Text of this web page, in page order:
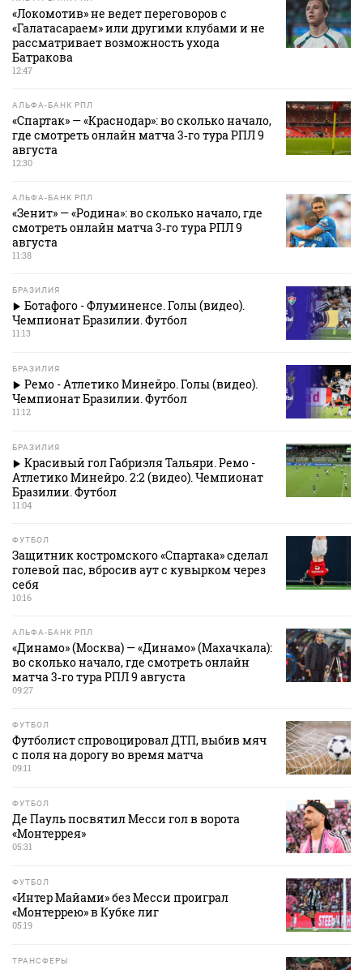
«Локомотив» не ведет переговоров с
«Галатасараем» или другими клубами и не
рассматривает возможность ухода
Батракова
12:47
АЛЬФА-БАНК РПЛ
«Спартак» — «Краснодар»: во сколько начало,
где смотреть онлайн матча 3‑го тура РПЛ 9
августа
12:30
АЛЬФА-БАНК РПЛ
«Зенит» — «Родина»: во сколько начало, где
смотреть онлайн матча 3‑го тура РПЛ 9
августа
11:38
БРАЗИЛИЯ
Ботафого - Флуминенсе. Голы (видео).
Чемпионат Бразилии. Футбол
11:13
БРАЗИЛИЯ
Ремо - Атлетико Минейро. Голы (видео).
Чемпионат Бразилии. Футбол
11:12
БРАЗИЛИЯ
Красивый гол Габриэля Тальяри. Ремо -
Атлетико Минейро. 2:2 (видео). Чемпионат
Бразилии. Футбол
11:04
ФУТБОЛ
Защитник костромского «Спартака» сделал
голевой пас, вбросив аут с кувырком через
себя
10:16
АЛЬФА-БАНК РПЛ
«Динамо» (Москва) — «Динамо» (Махачкала):
во сколько начало, где смотреть онлайн
матча 3‑го тура РПЛ 9 августа
09:27
ФУТБОЛ
Футболист спровоцировал ДТП, выбив мяч
с поля на дорогу во время матча
09:11
ФУТБОЛ
Де Пауль посвятил Месси гол в ворота
«Монтеррея»
05:31
ФУТБОЛ
«Интер Майами» без Месси проиграл
«Монтеррею» в Кубке лиг
05:19
ТРАНСФЕРЫ